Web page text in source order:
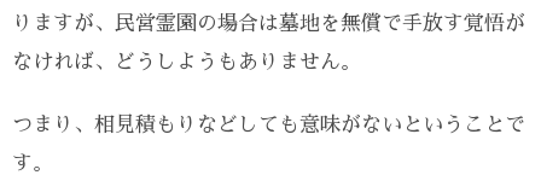
りますが、民営霊園の場合は墓地を無償で手放す覚悟が
なければ、どうしようもありません。
つまり、相見積もりなどしても意味がないということで
す。